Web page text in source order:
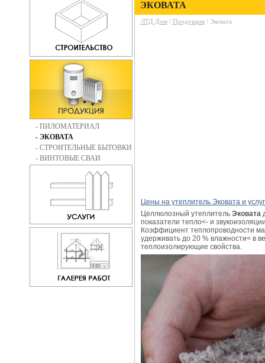
- ПИЛОМАТЕРИАЛ
- ЭКОВАТА
- СТРОИТЕЛЬНЫЕ БЫТОВКИ
- ВИНТОВЫЕ СВАИ
ЭКОВАТА
ЛТД Дом/ Продукция/ Эковата
Цены на утеплитель Эковата и
Целлюлозный утеплитель Эковата
показатели тепло<- и
Коэффициент теплопроводности
удерживать до 20 % влажности< в
теплоизолирующие свойства.